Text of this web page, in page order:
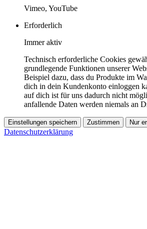
Vimeo, YouTube
Erforderlich
Immer aktiv
Technisch erforderliche Cookies
grundlegende Funktionen unserer
Beispiel dazu, dass du Produkte im
dich in dein Kundenkonto einloggen
auf dich ist für uns dadurch nicht
anfallende Daten werden niemals an
Einstellungen speichern Zustimmen Nur
Datenschutzerklärung